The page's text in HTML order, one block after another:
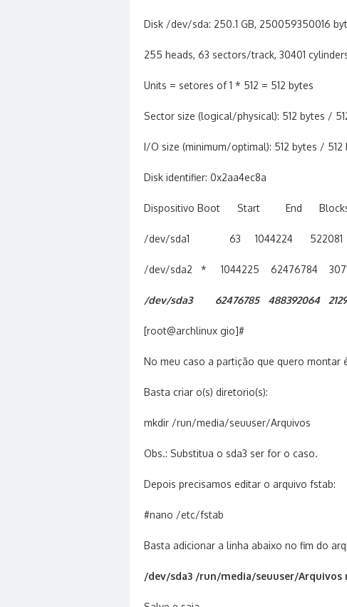
Disk /dev/sda: 250.1 GB, 250059350016
255 heads, 63 sectors/track, 30401
Units = setores of 1 * 512 = 512 bytes
Sector size (logical/physical): 512 bytes /
I/O size (minimum/optimal): 512 bytes / 512
Disk identifier: 0x2aa4ec8a
Dispositivo Boot Start End Blocks
/dev/sda1 63 1044224 522081 82
/dev/sda2 * 1044225 62476784
/dev/sda3 62476785 488392064
[root@archlinux gio]#
No meu caso a partição que quero montar
Basta criar o(s) diretorio(s):
mkdir /run/media/seuuser/Arquivos
Obs.: Substitua o sda3 ser for o caso.
Depois precisamos editar o arquivo fstab:
#nano /etc/fstab
Basta adicionar a linha abaixo no fim do
/dev/sda3 /run/media/seuuser/Arquivos